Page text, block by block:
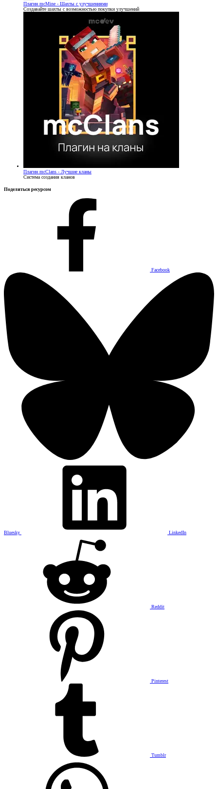
Плагин mcMine - Шахты с улучшениями
Создавайте шахты с возможностью покупки улучшений
Плагин mcClans - Лучшие кланы
Система создания кланов
Поделиться ресурсом
Facebook
Bluesky LinkedIn
Reddit
Pinterest
Tumblr